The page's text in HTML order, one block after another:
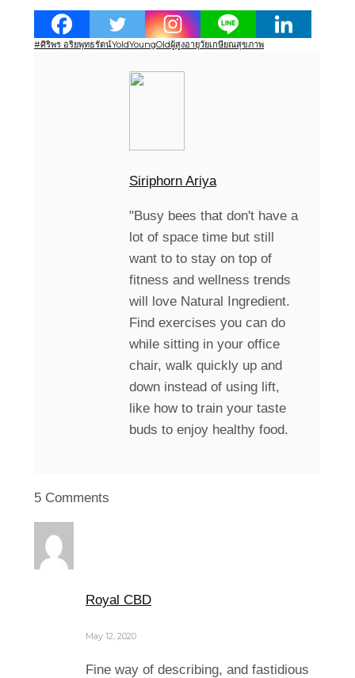
#ศิริพร อริยพุทธรัตน์YoldYoungOldผู้สูงอายุวัยเกษียณสุขภาพ
Siriphorn Ariya
"Busy bees that don't have a
lot of space time but still
want to to stay on top of
fitness and wellness trends
will love Natural Ingredient.
Find exercises you can do
while sitting in your office
chair, walk quickly up and
down instead of using lift,
like how to train your taste
buds to enjoy healthy food.
5 Comments
Royal CBD
May 12, 2020
Fine way of describing, and fastidious